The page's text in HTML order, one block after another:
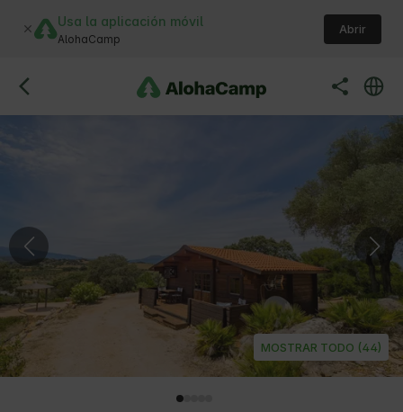
Usa la aplicación móvil
AlohaCamp
Abrir
MOSTRAR TODO (44)